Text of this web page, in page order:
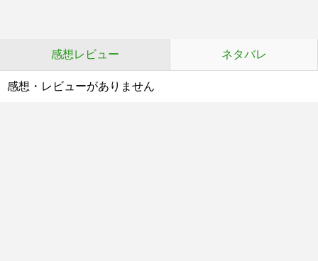
感想レビュー ネタバレ
感想・レビューがありません